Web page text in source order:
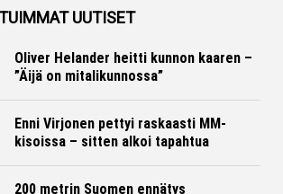
UUTISET
Oliver Helander heitti kunnon kaaren –
”Äijä on mitalikunnossa”
Enni Virjonen pettyi raskaasti MM-
kisoissa – sitten alkoi tapahtua
200 metrin Suomen ennätys